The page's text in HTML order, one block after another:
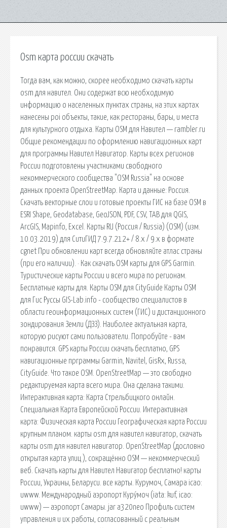
Osm карта россии скачать
Тогда вам, как можно, скорее необходимо скачать карты
osm для навител. Они содержат всю необходимую
информацию о населенных пунктах страны, на этих картах
нанесены poi объекты, такие, как рестораны, бары, и места
для культурного отдыха. Карты OSM для Навител — rambler.ru
Общие рекомендации по оформлению навигационных карт
для программы Навител Навигатор. Карты всех регионов
России подготовлены участниками свободного
некоммерческого сообщества "OSM Russia" на основе
данных проекта OpenStreetMap. Карта и данные: Россия.
Cкачать векторные слои и готовые проекты ГИС на базе OSM в
ESRI Shape, Geodatabase, GeoJSON, PDF, CSV, TAB для QGIS,
ArcGIS, Mapinfo, Excel. Карты RU (Россия / Russia) (OSM) (изм.
10.03.2019) для СитиГИД 7.9.7.212+ / 8.x / 9.x в формате
cgnet При обновлении карт всегда обновляйте атлас страны
(при его наличии). · Как скачать OSM карты для GPS Garmin.
Туристические карты России и всего мира по регионам.
Бесплатные карты для. Карты OSM для CityGuide Карты OSM
для Гис Руссы GIS-Lab.info - сообщество специалистов в
области геоинформационных систем (ГИС) и дистанционного
зондирования Земли (ДЗЗ). Наиболее актуальная карта,
которую рисуют сами пользователи. Попробуйте - вам
понравится. GPS карты России скачать бесплатно, GPS
навигационные прграммы Garmin, Navitel, GisRx, Russa,
CityGuide. Что такое OSM. OpenStreetMap — это свободно
редактируемая карта всего мира. Она сделана такими.
Интерактивная карта: Карта Стрельбицкого онлайн.
Специальная Карта Европейской России. Интерактивная
карта: Физическая карта России Географическая карта России
крупным планом. карты osm для навител навигатор, скачать
карты osm для навител навигатор. OpenStreetMap (дословно
открытая карта улиц ), сокращённо OSM — некоммерческий
веб. Скачать карты для Навител Навигатор бесплатно! карты
России, Украины, Беларуси. все карты. Курумоч, Самара icao:
uwww. Международный аэропорт Куру́моч (iata: kuf, icao:
uwww) — аэропорт Самары. jar a320neo Профиль систем
управления и их работы, согласованный с реальным